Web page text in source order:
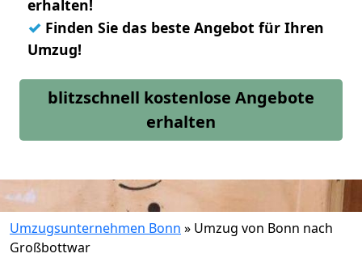
erhalten!
✓ Finden Sie das beste Angebot für Ihren
Umzug!
blitzschnell kostenlose Angebote
erhalten
Umzugsunternehmen Bonn » Umzug von Bonn nach
Großbottwar